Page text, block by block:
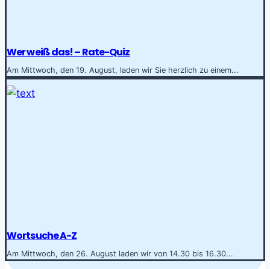
Wer weiß das! – Rate-Quiz
Am Mittwoch, den 19. August, laden wir Sie herzlich zu einem...
Wortsuche A-Z
Am Mittwoch, den 26. August laden wir von 14.30 bis 16.30...